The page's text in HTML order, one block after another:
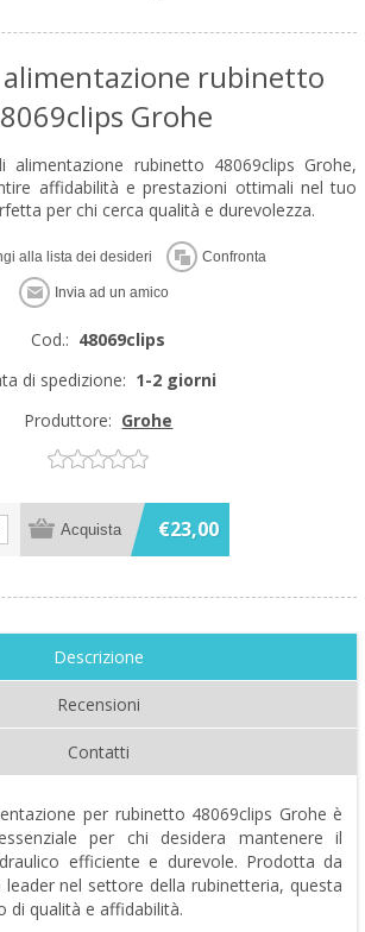
rubinetto
Grohe
alimentazione rubinetto 48069clips Grohe,
affidabilità e prestazioni ottimali nel tuo
per chi cerca qualità e durevolezza.
Cod.: 48069clips
di spedizione: 1-2 giorni
Produttore: Grohe
€23,00
Descrizione
Recensioni
Contatti
per rubinetto 48069clips Grohe è
per chi desidera mantenere il
efficiente e durevole. Prodotta da
nel settore della rubinetteria, questa
di qualità e affidabilità.